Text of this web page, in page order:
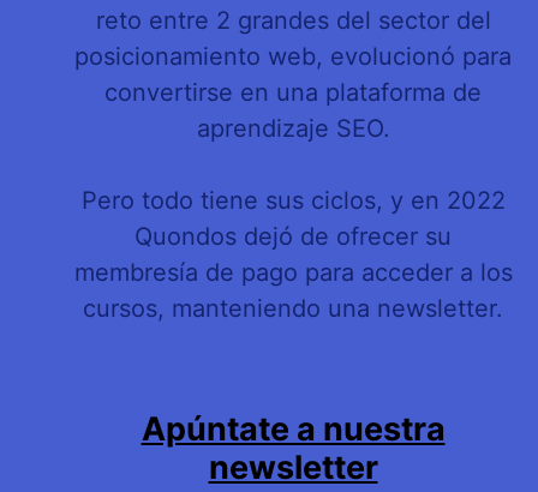
reto entre 2 grandes del sector del
posicionamiento web, evolucionó para
convertirse en una plataforma de
aprendizaje SEO.
Pero todo tiene sus ciclos, y en 2022
Quondos dejó de ofrecer su
membresía de pago para acceder a los
cursos, manteniendo una newsletter.
Apúntate a nuestra
newsletter